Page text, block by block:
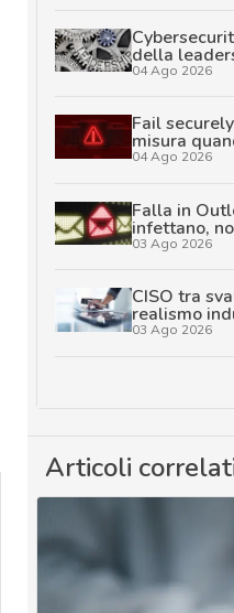
della
04 Ago 2026
Fail
misura
04 Ago 2026
Falla in
infettano,
03 Ago 2026
CISO tra
realismo
03 Ago 2026
Articoli